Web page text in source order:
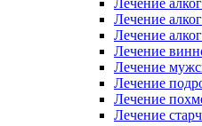
Лечение
Лечение
Лечение
Лечение
Лечение
Лечение
Лечение
Лечение